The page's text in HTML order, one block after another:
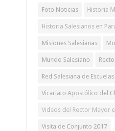
Foto Noticias Historia
Historia Salesianos en
Misiones Salesianas
Mundo Salesiano
Red Salesiana de Escuelas
Vicariato Apostólico del
Videos del Rector Mayor
Visita de Conjunto 2017